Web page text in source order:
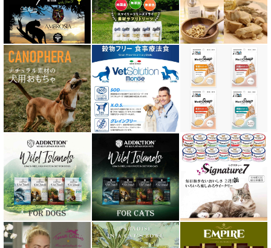
ナチュラルコード NATURAL CODE
ナチュラルハーベスト Natural Harvest
Nanki Japan ナンキジャパン
ニュートライプ NUTRIPE
ｐＨ バランス キャット ウォーター
ネイチャーベット NaturVet
バーキングヘッズ BARKING HEADS
ハーロウブレンド Harlow Blend
バイオトロール・バイオフレッシュ Byotrol